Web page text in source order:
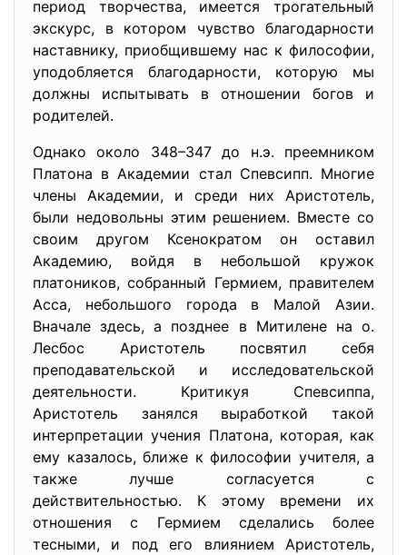
период творчества, имеется трогательный
экскурс, в котором чувство благодарности
наставнику, приобщившему нас к философии,
уподобляется благодарности, которую мы
должны испытывать в отношении богов и
родителей.
Однако около 348–347 до н.э. преемником
Платона в Академии стал Спевсипп. Многие
члены Академии, и среди них Аристотель,
были недовольны этим решением. Вместе со
своим другом Ксенократом он оставил
Академию, войдя в небольшой кружок
платоников, собранный Гермием, правителем
Асса, небольшого города в Малой Азии.
Вначале здесь, а позднее в Митилене на о.
Лесбос Аристотель посвятил себя
преподавательской и исследовательской
деятельности. Критикуя Спевсиппа,
Аристотель занялся выработкой такой
интерпретации учения Платона, которая, как
ему казалось, ближе к философии учителя, а
также лучше согласуется с
действительностью. К этому времени их
отношения с Гермием сделались более
тесными, и под его влиянием Аристотель,